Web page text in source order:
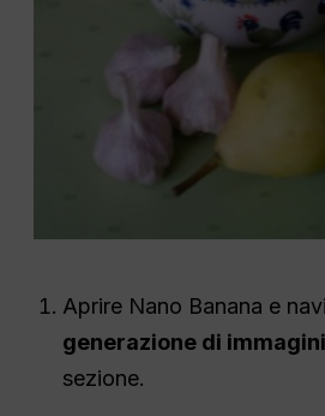
Aprire Nano Banana e
generazione di
sezione.